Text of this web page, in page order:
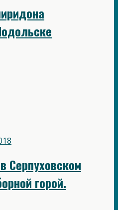
Серпуховском
горой.